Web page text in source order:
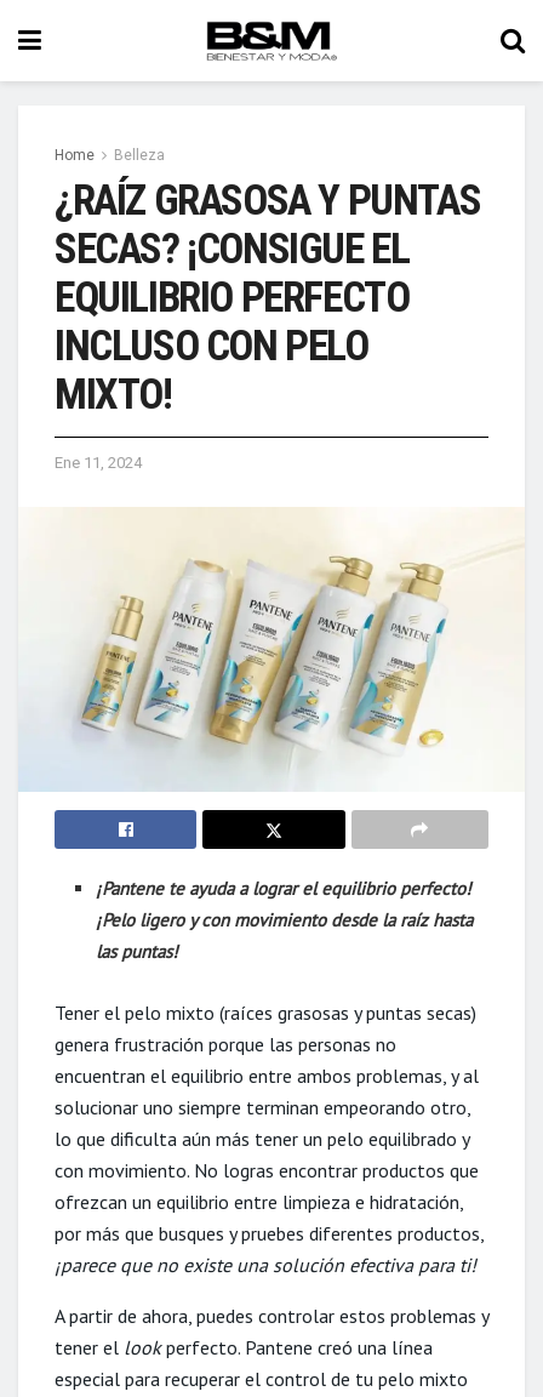
Home Belleza
¿RAÍZ GRASOSA Y PUNTAS
SECAS? ¡CONSIGUE EL
EQUILIBRIO PERFECTO
INCLUSO CON PELO
MIXTO!
Ene 11, 2024
¡Pantene te ayuda a lograr el equilibrio perfecto!
¡Pelo ligero y con movimiento desde la raíz hasta
las puntas!
Tener el pelo mixto (raíces grasosas y puntas secas)
genera frustración porque las personas no
encuentran el equilibrio entre ambos problemas, y al
solucionar uno siempre terminan empeorando otro,
lo que dificulta aún más tener un pelo equilibrado y
con movimiento. No logras encontrar productos que
ofrezcan un equilibrio entre limpieza e hidratación,
por más que busques y pruebes diferentes productos,
¡parece que no existe una solución efectiva para ti!
A partir de ahora, puedes controlar estos problemas y
tener el lookperfecto. Pantene creó una línea
especial para recuperar el control de tu pelo mixto